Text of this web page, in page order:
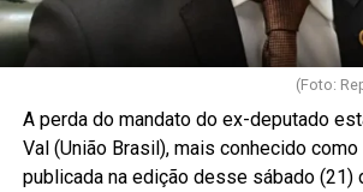
(Foto:
A perda do mandato do ex-deputado
Val (União Brasil), mais conhecido
publicada na edição desse sábado (21)